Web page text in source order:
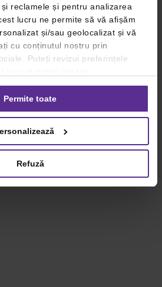
reclamele și pentru analizarea
lucru ne permite să vă afișăm
și/sau geolocalizat și vă
cu conținutul nostru prin
Puteți revizui preferințele
făcând click pe linkul către
uri.
cookie.Detalii
Permite toate
Refuză